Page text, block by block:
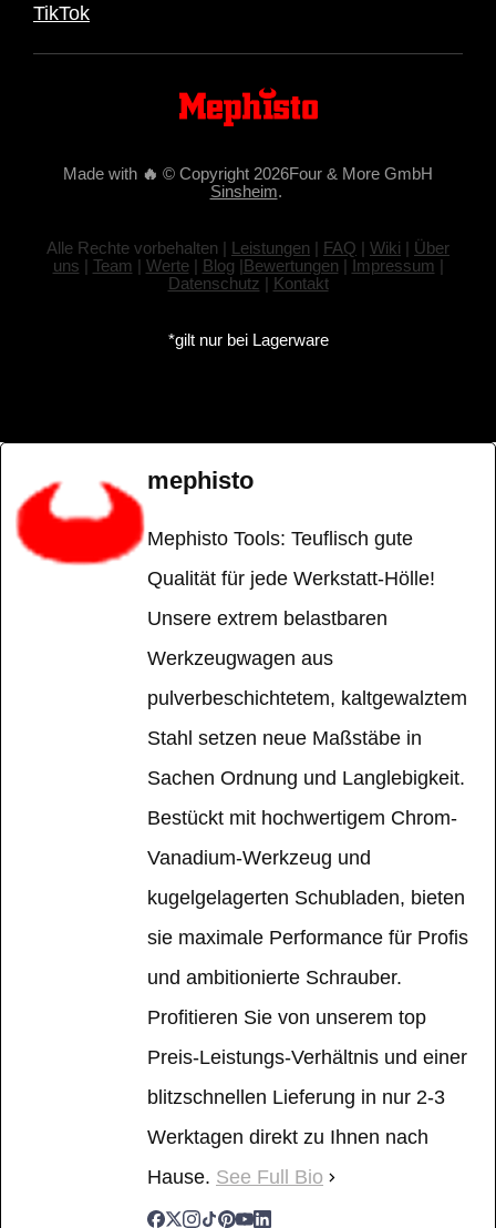
TikTok
Made with 🔥 © Copyright 2026Four & More GmbH
Sinsheim.
Alle Rechte vorbehalten | Leistungen | FAQ | Wiki | Über
uns | Team | Werte| Blog |Bewertungen | Impressum |
Datenschutz | Kontakt
*gilt nur bei Lagerware
mephisto
Mephisto Tools: Teuflisch gute
Qualität für jede Werkstatt-Hölle!
Unsere extrem belastbaren
Werkzeugwagen aus
pulverbeschichtetem, kaltgewalztem
Stahl setzen neue Maßstäbe in
Sachen Ordnung und Langlebigkeit.
Bestückt mit hochwertigem Chrom-
Vanadium-Werkzeug und
kugelgelagerten Schubladen, bieten
sie maximale Performance für Profis
und ambitionierte Schrauber.
Profitieren Sie von unserem top
Preis-Leistungs-Verhältnis und einer
blitzschnellen Lieferung in nur 2-3
Werktagen direkt zu Ihnen nach
Hause. See Full Bio